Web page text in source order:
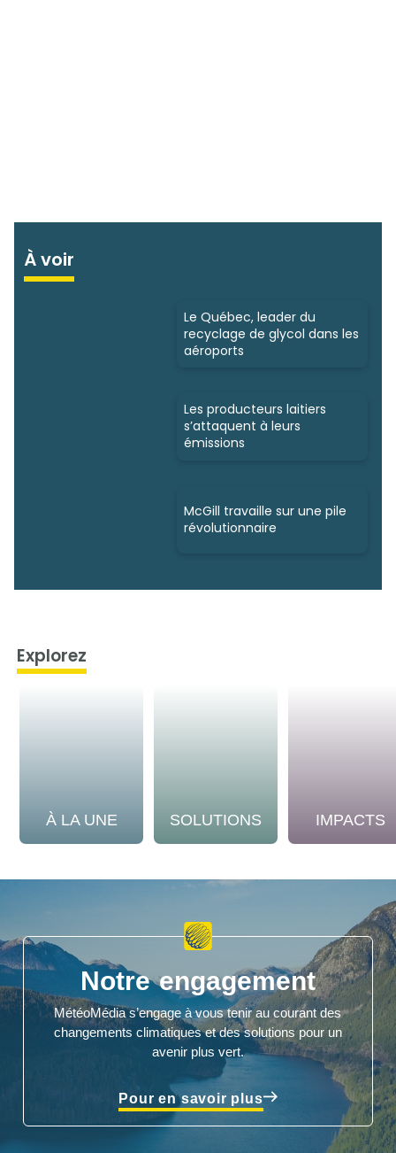
À voir
Le Québec, leader du
recyclage de glycol dans les
aéroports
Les producteurs laitiers
s’attaquent à leurs
émissions
McGill travaille sur une pile
révolutionnaire
Explorez
À LA UNE SOLUTIONS IMPACTS
Notre engagement
MétéoMédia s’engage à vous tenir au courant des
changements climatiques et des solutions pour un
avenir plus vert.
Pour en savoir plus